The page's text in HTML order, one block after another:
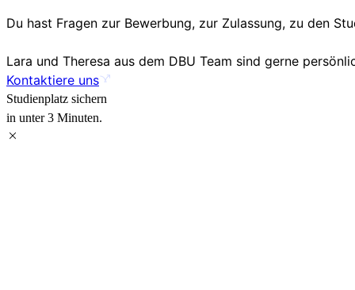
Du hast Fragen zur Bewerbung, zur Zulassung, zu den
Lara und Theresa aus dem DBU Team sind gerne
Kontaktiere uns
Studienplatz sichern
in unter 3 Minuten.